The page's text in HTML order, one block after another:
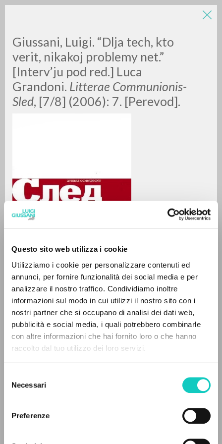
Questo sito web utilizza i cookie
Utilizziamo i cookie per personalizzare contenuti ed
annunci, per fornire funzionalità dei social media e per
analizzare il nostro traffico. Condividiamo inoltre
informazioni sul modo in cui utilizzi il nostro sito con i
nostri partner che si occupano di analisi dei dati web,
pubblicità e social media, i quali potrebbero combinarle
con altre informazioni che hai fornito loro o che hanno
raccolto dal tuo utilizzo dei loro servizi.
delNecessari
Preferenze
Giussani, Luigi. “Dlja tech, kto
verit, nikakoj problemy net.”
[Interv’ju pod red.] Luca
Grandoni. Litterae Communionis-
Sled, [7/8] (2006): 7. [Perevod].
Grandoni Luca
Litterae Communionis-Sled
ULTIMO AGGIORNAMENTO
LUIGI
GIUSSANI
scritti
0DOCUMENTI TROVATI
RISULTATI SUCCESSIVI